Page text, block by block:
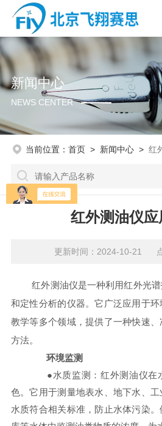
新闻中心
NEWS CENTER
当前位置： 首页> 新闻中心> 红
红外测油仪
更新时间：2024-10-21
红外测油仪是一种利用红外光谱
和定性分析的仪器。它广泛应用于
教学等多个领域，提供了一种快速
方法。
环境监测
●水质监测：红外测油仪在
色。它用于测量地表水、地下水、
水质符合相关标准，防止水体污染